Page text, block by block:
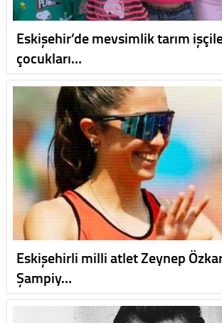
Eskişehir’de mevsimlik tarım
çocukları…
Eskişehirli milli atlet Zeynep
Şampiy…